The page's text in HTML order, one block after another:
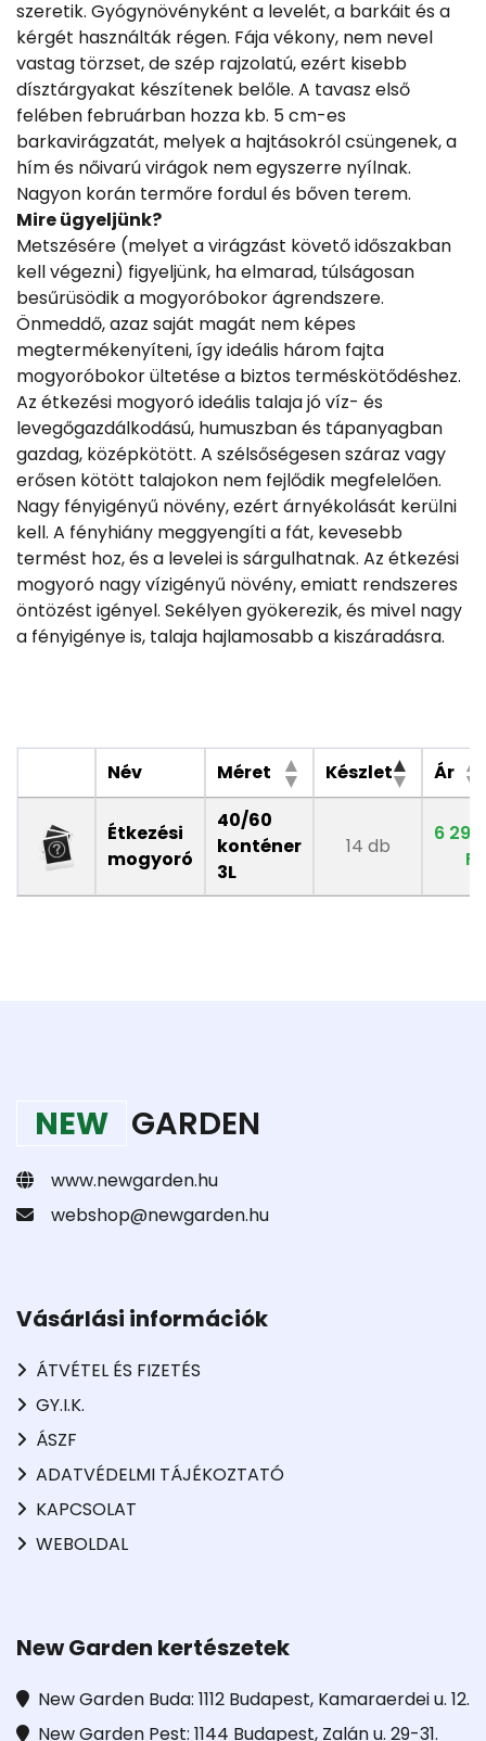
szeretik. Gyógynövényként a levelét, a barkáit és a
kérgét használták régen. Fája vékony, nem nevel
vastag törzset, de szép rajzolatú, ezért kisebb
dísztárgyakat készítenek belőle. A tavasz első
felében februárban hozza kb. 5 cm-es
barkavirágzatát, melyek a hajtásokról csüngenek, a
hím és nőivarú virágok nem egyszerre nyílnak.
Nagyon korán termőre fordul és bőven terem.
Mire ügyeljünk?
Metszésére (melyet a virágzást követő időszakban
kell végezni) figyeljünk, ha elmarad, túlságosan
besűrüsödik a mogyoróbokor ágrendszere.
Önmeddő, azaz saját magát nem képes
megtermékenyíteni, így ideális három fajta
mogyoróbokor ültetése a biztos terméskötődéshez.
Az étkezési mogyoró ideális talaja jó víz- és
levegőgazdálkodású, humuszban és tápanyagban
gazdag, középkötött. A szélsőségesen száraz vagy
erősen kötött talajokon nem fejlődik megfelelően.
Nagy fényigényű növény, ezért árnyékolását kerülni
kell. A fényhiány meggyengíti a fát, kevesebb
termést hoz, és a levelei is sárgulhatnak. Az étkezési
mogyoró nagy vízigényű növény, emiatt rendszeres
öntözést igényel. Sekélyen gyökerezik, és mivel nagy
a fényigénye is, talaja hajlamosabb a kiszáradásra.
Név Méret Készlet Ár
Étkezési
mogyoró
40/60
konténer
3L
14 db
6 290
Ft
NEW GARDEN
www.newgarden.hu
webshop@newgarden.hu
Vásárlási információk
ÁTVÉTEL ÉS FIZETÉS
GY.I.K.
ÁSZF
ADATVÉDELMI TÁJÉKOZTATÓ
KAPCSOLAT
WEBOLDAL
New Garden kertészetek
New Garden Buda: 1112 Budapest, Kamaraerdei u. 12.
New Garden Pest: 1144 Budapest, Zalán u. 29-31.